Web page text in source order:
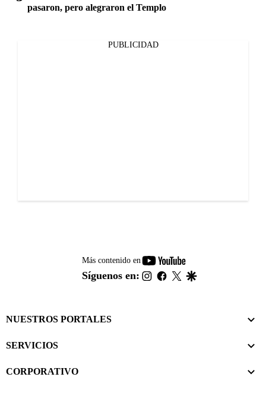
pasaron, pero alegraron el Templo
PUBLICIDAD
Más contenido en
youtube-
footer
Síguenos en: instagram
facebook
twitter
NUESTROS PORTALES
SERVICIOS
CORPORATIVO